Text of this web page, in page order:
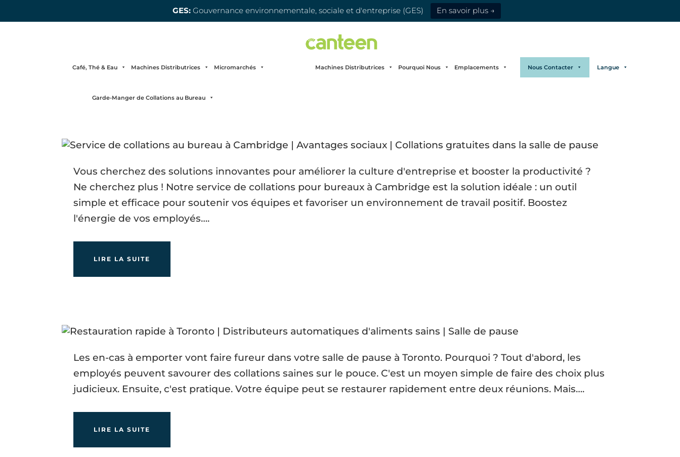
GES:Gouvernance environnementale, sociale et d'entreprise (GES) En savoir plus →
Café, Thé & Eau Machines Distributrices Micromarchés
Garde-Manger de Collations au Bureau
Machines Distributrices Pourquoi Nous Emplacements Nous Contacter Langue
Vous cherchez des solutions innovantes pour améliorer la culture d'entreprise et booster la productivité ?
Ne cherchez plus ! Notre service de collations pour bureaux à Cambridge est la solution idéale : un outil
simple et efficace pour soutenir vos équipes et favoriser un environnement de travail positif. Boostez
l'énergie de vos employés….
LIRE LA SUITE
Les en-cas à emporter vont faire fureur dans votre salle de pause à Toronto. Pourquoi ? Tout d'abord, les
employés peuvent savourer des collations saines sur le pouce. C'est un moyen simple de faire des choix plus
judicieux. Ensuite, c'est pratique. Votre équipe peut se restaurer rapidement entre deux réunions. Mais….
LIRE LA SUITE